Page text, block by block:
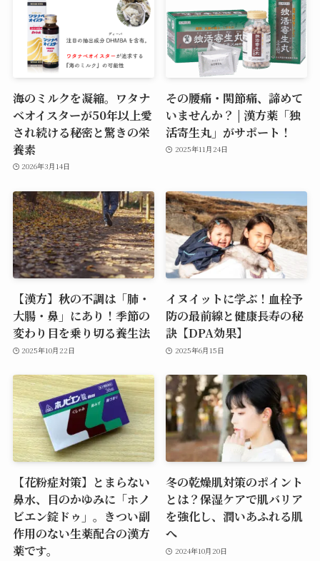
海のミルクを凝縮。ワタナ
ベオイスターが50年以上愛
され続ける秘密と驚きの栄
養素
2026年3月14日
その腰痛・関節痛、諦めて
いませんか？ | 漢方薬「独
活寄生丸」がサポート！
2025年11月24日
【漢方】秋の不調は「肺・
大腸・鼻」にあり！季節の
変わり目を乗り切る養生法
2025年10月22日
イヌイットに学ぶ！血栓予
防の最前線と健康長寿の秘
訣【DPA効果】
2025年6月15日
【花粉症対策】とまらない
鼻水、目のかゆみに「ホノ
ビエン錠ドゥ」。きつい副
作用のない生薬配合の漢方
薬です。
冬の乾燥肌対策のポイント
とは？保湿ケアで肌バリア
を強化し、潤いあふれる肌
へ
2024年10月20日